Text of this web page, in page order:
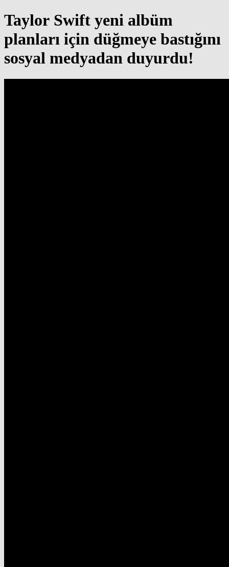
Taylor Swift yeni albüm
planları için düğmeye bastığını
sosyal medyadan duyurdu!